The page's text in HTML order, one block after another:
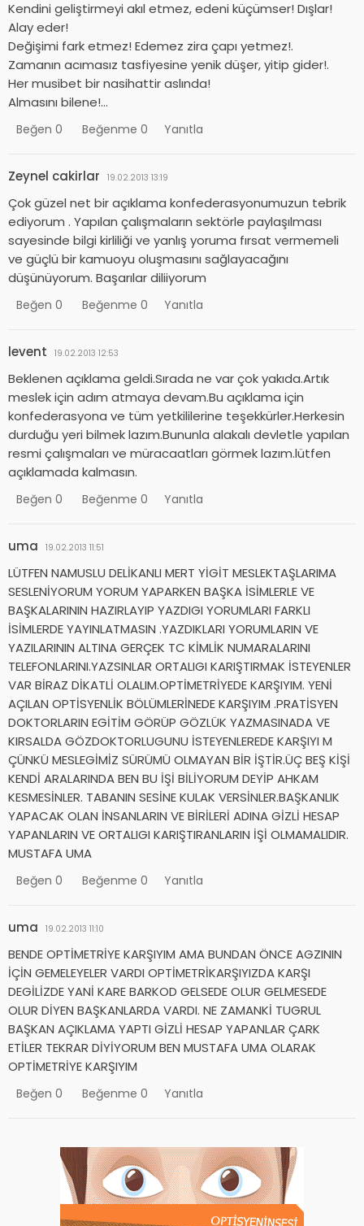
Kendini geliştirmeyi akıl etmez, edeni küçümser! Dışlar!
Alay eder!
Değişimi fark etmez! Edemez zira çapı yetmez!.
Zamanın acımasız tasfiyesine yenik düşer, yitip gider!.
Her musibet bir nasihattir aslında!
Almasını bilene!…
Beğen 0 Beğenme 0 Yanıtla
Zeynel cakirlar 19.02.2013 13:19
Çok güzel net bir açıklama konfederasyonumuzun tebrik
ediyorum . Yapılan çalışmaların sektörle paylaşılması
sayesinde bilgi kirliliği ve yanlış yoruma fırsat vermemeli
ve güçlü bir kamuoyu oluşmasını sağlayacağını
düşünüyorum. Başarılar diliiyorum
Beğen 0 Beğenme 0 Yanıtla
levent 19.02.2013 12:53
Beklenen açıklama geldi.Sırada ne var çok yakıda.Artık
meslek için adım atmaya devam.Bu açıklama için
konfederasyona ve tüm yetkililerine teşekkürler.Herkesin
durduğu yeri bilmek lazım.Bununla alakalı devletle yapılan
resmi çalışmaları ve müracaatları görmek lazım.lütfen
açıklamada kalmasın.
Beğen 0 Beğenme 0 Yanıtla
uma 19.02.2013 11:51
LÜTFEN NAMUSLU DELİKANLI MERT YİGİT MESLEKTAŞLARIMA
SESLENİYORUM YORUM YAPARKEN BAŞKA İSİMLERLE VE
BAŞKALARININ HAZIRLAYIP YAZDIGI YORUMLARI FARKLI
İSİMLERDE YAYINLATMASIN .YAZDIKLARI YORUMLARIN VE
YAZILARININ ALTINA GERÇEK TC KİMLİK NUMARALARINI
TELEFONLARINI.YAZSINLAR ORTALIGI KARIŞTIRMAK İSTEYENLER
VAR BİRAZ DİKATLİ OLALIM.OPTİMETRİYEDE KARŞIYIM. YENİ
AÇILAN OPTİSYENLİK BÖLÜMLERİNEDE KARŞIYIM .PRATİSYEN
DOKTORLARIN EGİTİM GÖRÜP GÖZLÜK YAZMASINADA VE
KIRSALDA GÖZDOKTORLUGUNU İSTEYENLEREDE KARŞIYI M
ÇÜNKÜ MESLEGİMİZ SÜRÜMÜ OLMAYAN BİR İŞTİR.ÜÇ BEŞ KİŞİ
KENDİ ARALARINDA BEN BU İŞİ BİLİYORUM DEYİP AHKAM
KESMESİNLER. TABANIN SESİNE KULAK VERSİNLER.BAŞKANLIK
YAPACAK OLAN İNSANLARIN VE BİRİLERİ ADINA GİZLİ HESAP
YAPANLARIN VE ORTALIGI KARIŞTIRANLARIN İŞİ OLMAMALIDIR.
MUSTAFA UMA
Beğen 0 Beğenme 0 Yanıtla
uma 19.02.2013 11:10
BENDE OPTİMETRİYE KARŞIYIM AMA BUNDAN ÖNCE AGZININ
İÇİN GEMELEYELER VARDI OPTİMETRİKARŞIYIZDA KARŞI
DEGİLİZDE YANİ KARE BARKOD GELSEDE OLUR GELMESEDE
OLUR DİYEN BAŞKANLARDA VARDI. NE ZAMANKİ TUGRUL
BAŞKAN AÇIKLAMA YAPTI GİZLİ HESAP YAPANLAR ÇARK
ETİLER TEKRAR DİYİYORUM BEN MUSTAFA UMA OLARAK
OPTİMETRİYE KARŞIYIM
Beğen 0 Beğenme 0 Yanıtla